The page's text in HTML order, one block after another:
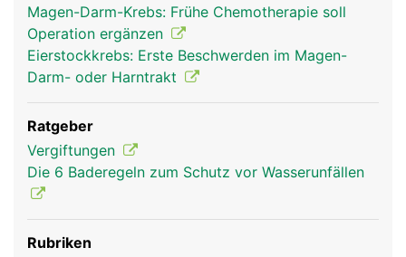
Magen-Darm-Krebs: Frühe Chemotherapie soll
Operation ergänzen
Eierstockkrebs: Erste Beschwerden im Magen-
Darm- oder Harntrakt
Ratgeber
Vergiftungen
Die 6 Baderegeln zum Schutz vor Wasserunfällen
Rubriken